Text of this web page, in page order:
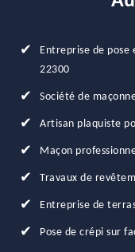
Entreprise de
22300
Société de
Artisan plaquiste
Maçon
Travaux de
Entreprise de
Pose de crépi sur